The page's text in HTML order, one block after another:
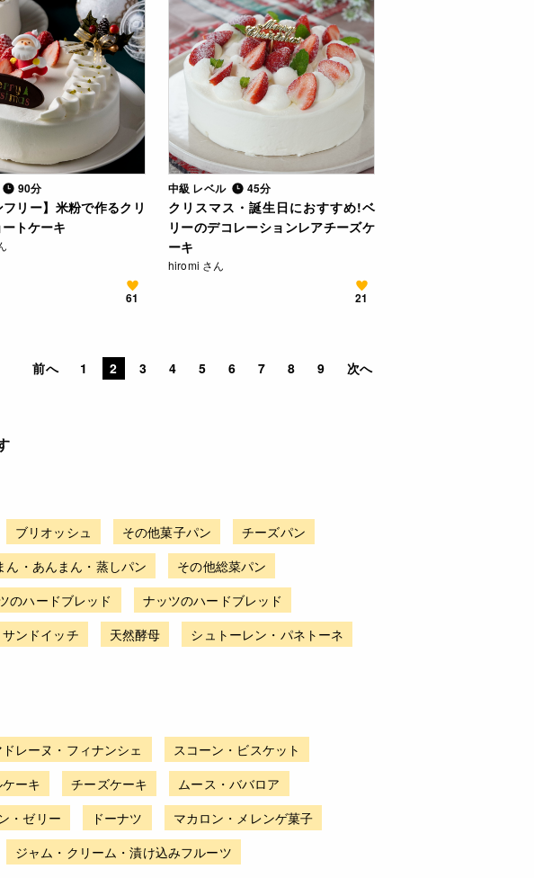
90分
フリー】米粉で作るクリ
トケーキ
61
中級 レベル 45分
クリスマス・誕生日におすすめ!ベ
リーのデコレーションレアチーズケ
ーキ
hiromi さん
21
前へ 1 2 3 4 5 6 7 8 9 次へ
ブリオッシュ その他菓子パン
チーズパン
ん・あんまん・蒸しパン
その他総菜パン
のハードブレッド
ナッツのハードブレッド
サンドイッチ 天然酵母
シュトーレン・パネトーネ
ドレーヌ・フィナンシェ
スコーン・ビスケット
ーキ チーズケーキ
ムース・ババロア
・ゼリー ドーナツ
マカロン・メレンゲ菓子
ジャム・クリーム・漬け込みフルーツ